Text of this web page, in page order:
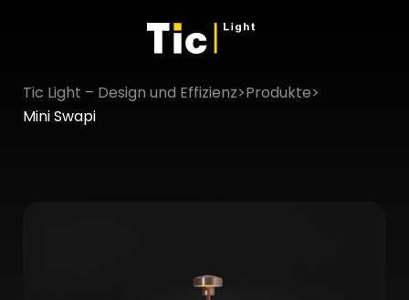
Tic Light – Design und Effizienz>Produkte>
Mini Swapi